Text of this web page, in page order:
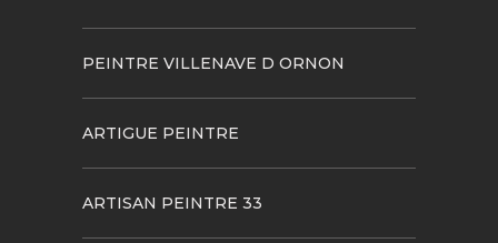
PEINTRE VILLENAVE D ORNON
ARTIGUE PEINTRE
ARTISAN PEINTRE 33